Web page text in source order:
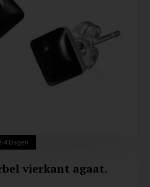
4 Dagen
vierkant agaat.